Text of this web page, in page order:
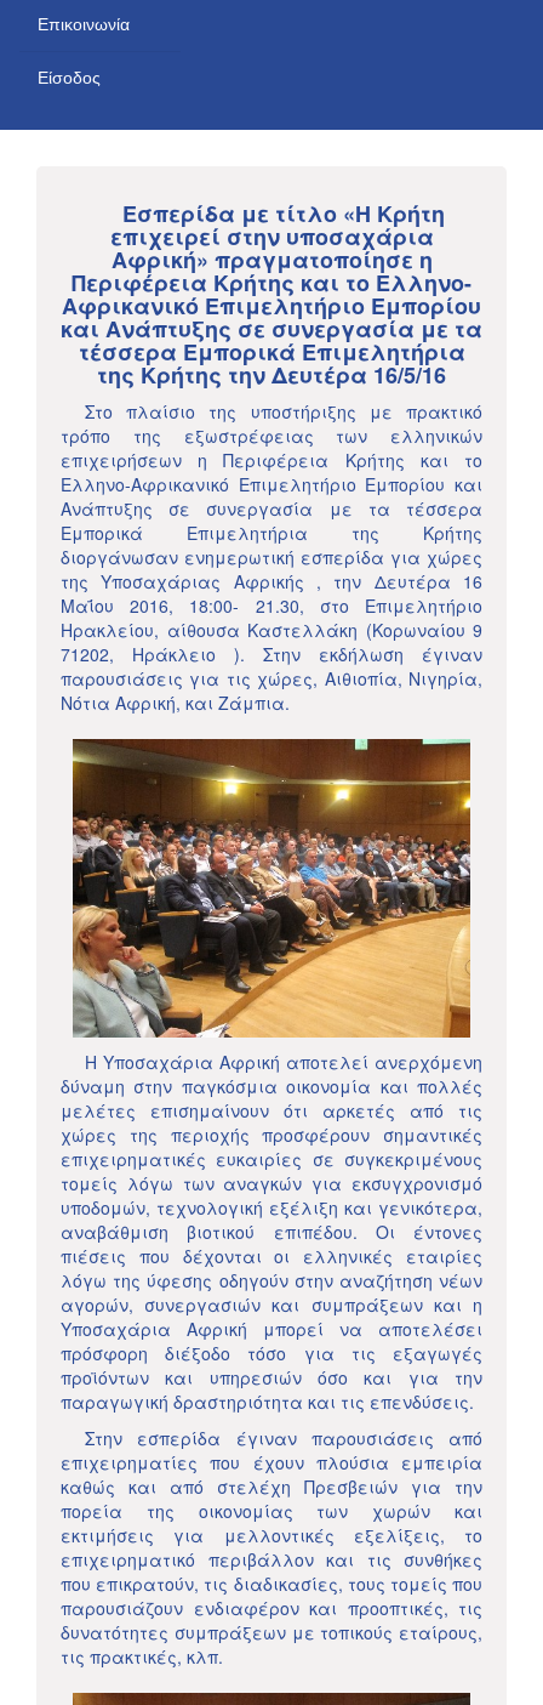
Επικοινωνία
Είσοδος
Εσπερίδα με τίτλο «Η Κρήτη
επιχειρεί στην υποσαχάρια
Αφρική» πραγματοποίησε η
Περιφέρεια Κρήτης και το Ελληνο-
Αφρικανικό Επιμελητήριο Εμπορίου
και Ανάπτυξης σε συνεργασία με τα
τέσσερα Εμπορικά Επιμελητήρια
της Κρήτης την Δευτέρα 16/5/16
Στο πλαίσιο της υποστήριξης με πρακτικό
τρόπο της εξωστρέφειας των ελληνικών
επιχειρήσεων η Περιφέρεια Κρήτης και το
Ελληνο-Αφρικανικό Επιμελητήριο Εμπορίου και
Ανάπτυξης σε συνεργασία με τα τέσσερα
Εμπορικά Επιμελητήρια της Κρήτης
διοργάνωσαν ενημερωτική εσπερίδα για χώρες
της Υποσαχάριας Αφρικής , την Δευτέρα 16
Μαΐου 2016, 18:00- 21.30, στο Επιμελητήριο
Ηρακλείου, αίθουσα Καστελλάκη (Κορωναίου 9
71202, Ηράκλειο ). Στην εκδήλωση έγιναν
παρουσιάσεις για τις χώρες, Αιθιοπία, Νιγηρία,
Νότια Αφρική, και Ζάμπια.
Η Υποσαχάρια Αφρική αποτελεί ανερχόμενη
δύναμη στην παγκόσμια οικονομία και πολλές
μελέτες επισημαίνουν ότι αρκετές από τις
χώρες της περιοχής προσφέρουν σημαντικές
επιχειρηματικές ευκαιρίες σε συγκεκριμένους
τομείς λόγω των αναγκών για εκσυγχρονισμό
υποδομών, τεχνολογική εξέλιξη και γενικότερα,
αναβάθμιση βιοτικού επιπέδου. Οι έντονες
πιέσεις που δέχονται οι ελληνικές εταιρίες
λόγω της ύφεσης οδηγούν στην αναζήτηση νέων
αγορών, συνεργασιών και συμπράξεων και η
Υποσαχάρια Αφρική μπορεί να αποτελέσει
πρόσφορη διέξοδο τόσο για τις εξαγωγές
προϊόντων και υπηρεσιών όσο και για την
παραγωγική δραστηριότητα και τις επενδύσεις.
Στην εσπερίδα έγιναν παρουσιάσεις από
επιχειρηματίες που έχουν πλούσια εμπειρία
καθώς και από στελέχη Πρεσβειών για την
πορεία της οικονομίας των χωρών και
εκτιμήσεις για μελλοντικές εξελίξεις, το
επιχειρηματικό περιβάλλον και τις συνθήκες
που επικρατούν, τις διαδικασίες, τους τομείς που
παρουσιάζουν ενδιαφέρον και προοπτικές, τις
δυνατότητες συμπράξεων με τοπικούς εταίρους,
τις πρακτικές, κλπ.